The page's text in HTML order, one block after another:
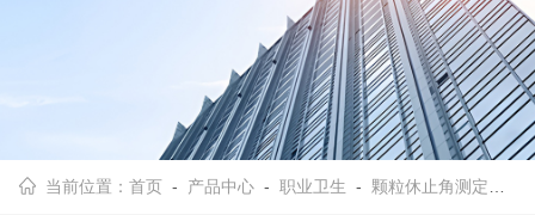
当前位置：首页 - 产品中心 -职业卫生 - 颗粒休止角测定仪